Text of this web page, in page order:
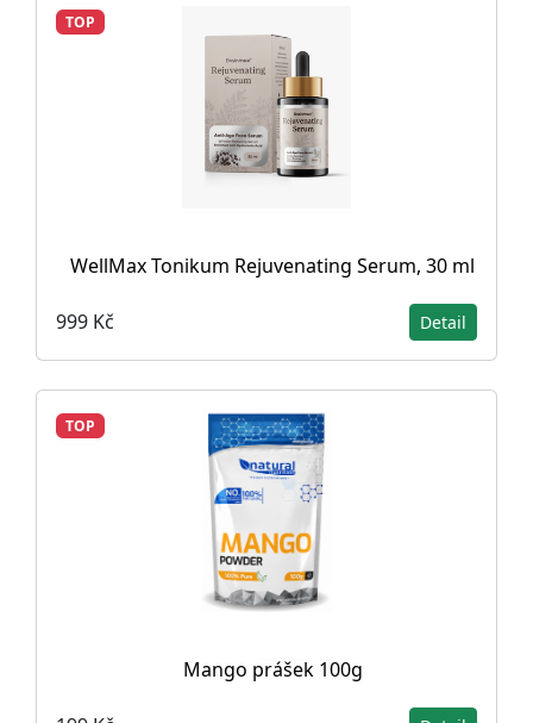
TOP
WellMax Tonikum Rejuvenating Serum, 30 ml
999 Kč Detail
TOP
Mango prášek 100g